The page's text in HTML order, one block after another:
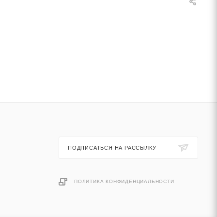
ПОДПИСАТЬСЯ НА РАССЫЛКУ
ПОЛИТИКА КОНФИДЕНЦИАЛЬНОСТИ